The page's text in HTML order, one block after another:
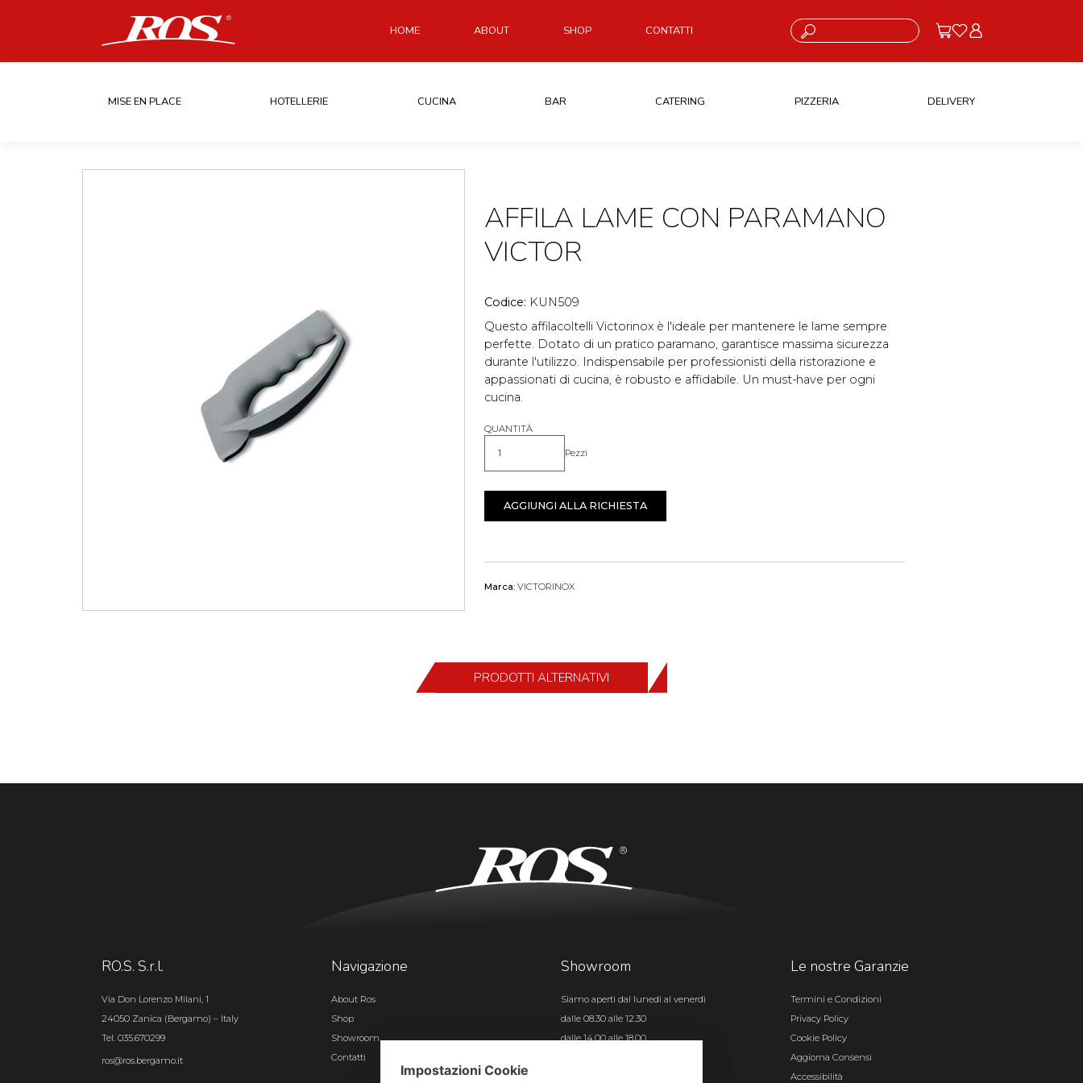
HOME ABOUT SHOP CONTATTI Cosa stai cercando?
MISE EN PLACE HOTELLERIE CUCINA BAR CATERING PIZZERIA DELIVERY
AFFILA LAME CON PARAMANO
VICTOR
Codice: KUN509
Questo affilacoltelli Victorinox è l'ideale per mantenere le lame sempre
perfette. Dotato di un pratico paramano, garantisce massima sicurezza
durante l'utilizzo. Indispensabile per professionisti della ristorazione e
appassionati di cucina, è robusto e affidabile. Un must-have per ogni
cucina.
QUANTITÀ
Quantità Pezzi
AGGIUNGI ALLA RICHIESTA
Marca: VICTORINOX
PRODOTTI ALTERNATIVI
RO.S. S.r.l.
Via Don Lorenzo Milani, 1
24050 Zanica (Bergamo) – Italy
Tel. 035.670299
ros@ros.bergamo.it
Navigazione
About Ros
Shop
Showroom
Contatti
Showroom
Siamo aperti dal lunedì al venerdì
dalle 08.30 alle 12.30
dalle 14.00 alle 18.00
Le nostre Garanzie
Termini e Condizioni
Privacy Policy
Cookie Policy
Aggiorna Consensi
Accessibilità